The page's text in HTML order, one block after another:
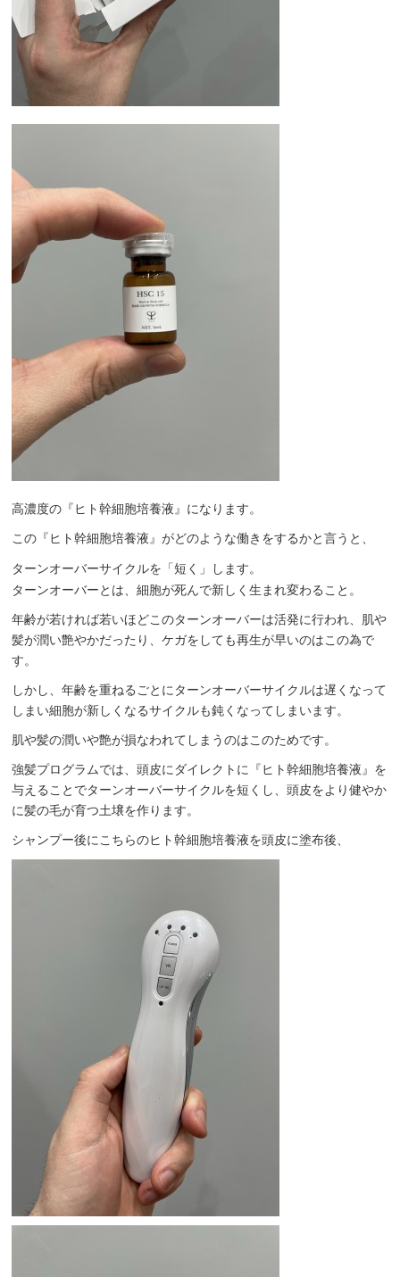
高濃度の『ヒト幹細胞培養液』になります。
この『ヒト幹細胞培養液』がどのような働きをするかと言うと、
ターンオーバーサイクルを「短く」します。
ターンオーバーとは、細胞が死んで新しく生まれ変わること。
年齢が若ければ若いほどこのターンオーバーは活発に行われ、肌や
髪が潤い艶やかだったり、ケガをしても再生が早いのはこの為で
す。
しかし、年齢を重ねるごとにターンオーバーサイクルは遅くなって
しまい細胞が新しくなるサイクルも鈍くなってしまいます。
肌や髪の潤いや艶が損なわれてしまうのはこのためです。
強髪プログラムでは、頭皮にダイレクトに『ヒト幹細胞培養液』を
与えることでターンオーバーサイクルを短くし、頭皮をより健やか
に髪の毛が育つ土壌を作ります。
シャンプー後にこちらのヒト幹細胞培養液を頭皮に塗布後、